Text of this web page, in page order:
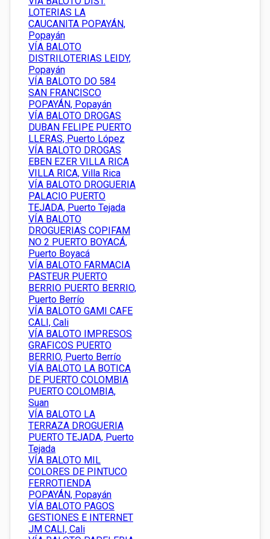
LOTERIAS LA
CAUCANITA POPAYÁN,
Popayán
VÍA BALOTO
DISTRILOTERIAS LEIDY,
Popayán
VÍA BALOTO DO 584
SAN FRANCISCO
POPAYÁN, Popayán
VÍA BALOTO DROGAS
DUBAN FELIPE PUERTO
LLERAS, Puerto López
VÍA BALOTO DROGAS
EBEN EZER VILLA RICA
VILLA RICA, Villa Rica
VÍA BALOTO DROGUERIA
PALACIO PUERTO
TEJADA, Puerto Tejada
VÍA BALOTO
DROGUERIAS COPIFAM
NO 2 PUERTO BOYACÁ,
Puerto Boyacá
VÍA BALOTO FARMACIA
PASTEUR PUERTO
BERRIO PUERTO BERRIO,
Puerto Berrío
VÍA BALOTO GAMI CAFE
CALI, Cali
VÍA BALOTO IMPRESOS
GRAFICOS PUERTO
BERRIO, Puerto Berrío
VÍA BALOTO LA BOTICA
DE PUERTO COLOMBIA
PUERTO COLOMBIA,
Suan
VÍA BALOTO LA
TERRAZA DROGUERIA
PUERTO TEJADA, Puerto
Tejada
VÍA BALOTO MIL
COLORES DE PINTUCO
FERROTIENDA
POPAYÁN, Popayán
VÍA BALOTO PAGOS
GESTIONES E INTERNET
JM CALI, Cali